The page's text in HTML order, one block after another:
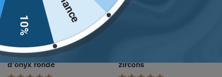
Chevalière argent massif
nouveau design de pierre
d’onyx ronde
zircons
10%